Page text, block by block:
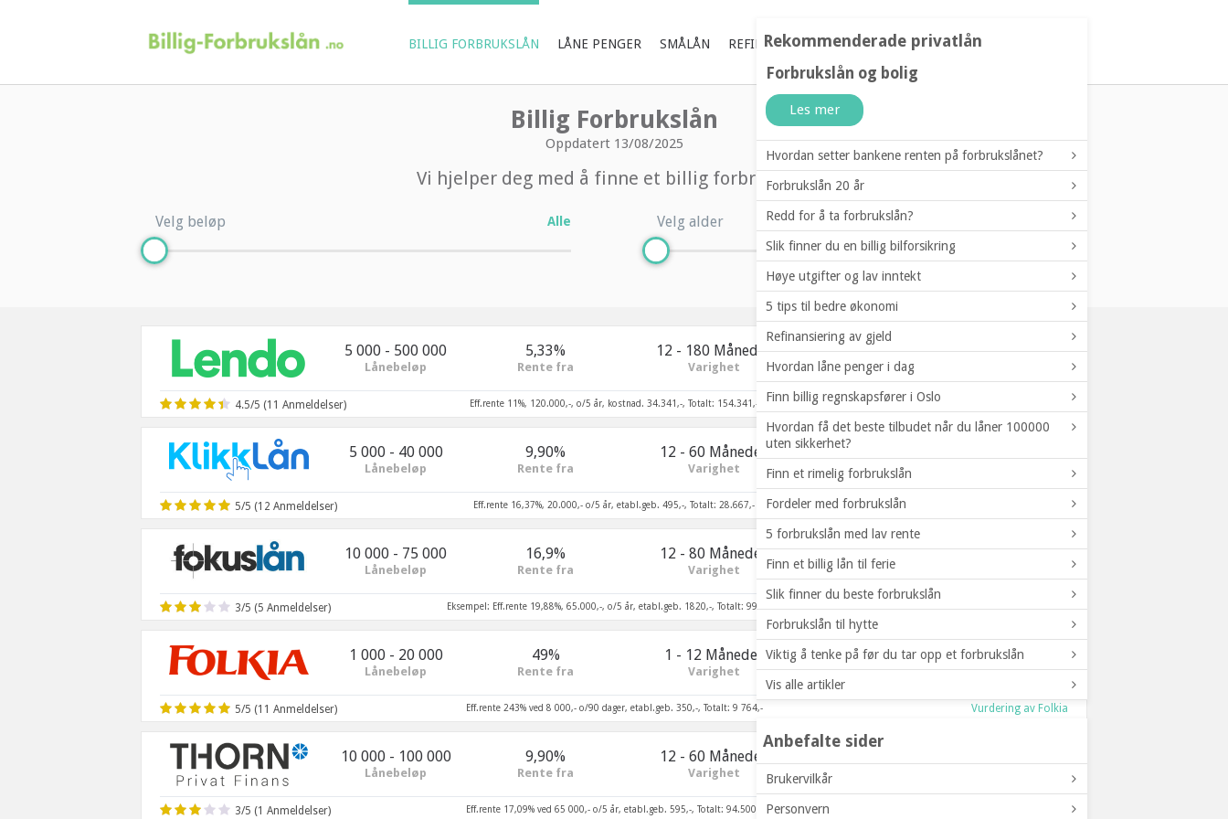
BILLIG FORBRUKSLÅN LÅNE PENGER SMÅLÅN REFINANSIERING AV GJELD LÅNETILBYDERE
Billig Forbrukslån
Oppdatert 13/08/2025
Vi hjelper deg med å finne et billig forbrukslån
Velg beløp Alle Velg alder Alle
5 000 - 500 000
Lånebeløp
5,33%
Rente fra
12 - 180 Måneder
Varighet
21
Min. alder
Annonselenke
4.5/5 (11 Anmeldelser) Eff.rente 11%, 120.000,-, o/5 år, kostnad. 34.341,-, Totalt: 154.341,-
5 000 - 40 000
Lånebeløp
9,90%
Rente fra
12 - 60 Måneder
Varighet Min. alder
Lån nå
5/5 (12 Anmeldelser) Eff.rente 16,37%, 20.000,- o/5 år, etabl.geb. 495,-, Totalt: 28.667,-
10 000 - 75 000
Lånebeløp
16,9%
Rente fra
12 - 80 Måneder
Varighet
20
Min. alder
3/5 (5 Anmeldelser) Eksempel: Eff.rente 19,88%, 65.000,-, o/5 år, etabl.geb. 1820,-, Totalt: 99.570,- Vurdering av Fokuslån
1 000 - 20 000
Lånebeløp
49%
Rente fra
1 - 12 Måneder
Varighet
20
Min. alder
Lån nå
5/5 (11 Anmeldelser) Eff.rente 243% ved 8 000,- o/90 dager, etabl.geb. 350,-, Totalt: 9 764,- Vurdering av Folkia
10 000 - 100 000
Lånebeløp
9,90%
Rente fra
12 - 60 Måneder
Varighet
Lån nå
3/5 (1 Anmeldelser) Eff.rente 17,09% ved 65 000,- o/5 år, etabl.geb. 595,-, Totalt: 94.500,-
Rekommenderade privatlån
Forbrukslån og bolig
Les mer
Hvordan setter bankene renten på forbrukslånet?
Forbrukslån 20 år
Redd for å ta forbrukslån?
Slik finner du en billig bilforsikring
Høye utgifter og lav inntekt
5 tips til bedre økonomi
Refinansiering av gjeld
Hvordan låne penger i dag
Finn billig regnskapsfører i Oslo
Hvordan få det beste tilbudet når du låner 100000
uten sikkerhet?
Finn et rimelig forbrukslån
Fordeler med forbrukslån
5 forbrukslån med lav rente
Finn et billig lån til ferie
Slik finner du beste forbrukslån
Forbrukslån til hytte
Viktig å tenke på før du tar opp et forbrukslån
Vis alle artikler
Anbefalte sider
Brukervilkår
Personvern